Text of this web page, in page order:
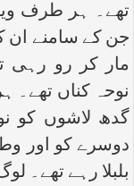
تھے۔ ہر طرف
جن کے سامنے ان
مار کر رو رہی
نوحہ کناں تھے۔
گدھ لاشوں کو
دوسرے کو اور
بلبلا رہے تھے۔